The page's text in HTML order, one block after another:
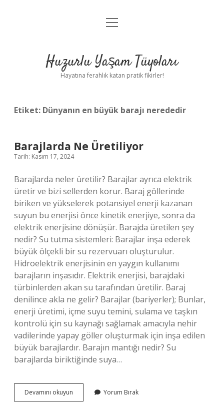
Anasayfa
Yasal Uyarı
menüyü
Huzurlu Yaşam Tüyoları
Hayatına ferahlık katan pratik fikirler!
Etiket: Dünyanın en büyük barajı nerededir
Barajlarda Ne Üretiliyor
Tarih: Kasım 17, 2024
Barajlarda neler üretilir? Barajlar ayrıca elektrik
üretir ve bizi sellerden korur. Baraj göllerinde
biriken ve yükselerek potansiyel enerji kazanan
suyun bu enerjisi önce kinetik enerjiye, sonra da
elektrik enerjisine dönüşür. Barajda üretilen şey
nedir? Su tutma sistemleri: Barajlar inşa ederek
büyük ölçekli bir su rezervuarı oluşturulur.
Hidroelektrik enerjisinin en yaygın kullanımı
barajların inşasıdır. Elektrik enerjisi, barajdaki
türbinlerden akan su tarafından üretilir. Baraj
denilince akla ne gelir? Barajlar (bariyerler); Bunlar,
enerji üretimi, içme suyu temini, sulama ve taşkın
kontrolü için su kaynağı sağlamak amacıyla nehir
vadilerinde yapay göller oluşturmak için inşa edilen
büyük barajlardır. Barajın mantığı nedir? Su
barajlarda biriktiğinde suya…
Devamını okuyun Barajlarda
Ne
Yorum Bırak